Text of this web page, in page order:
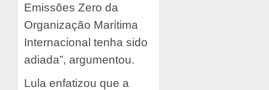
Emissões Zero da
Organização Marítima
Internacional tenha sido
adiada”, argumentou.
Lula enfatizou que a